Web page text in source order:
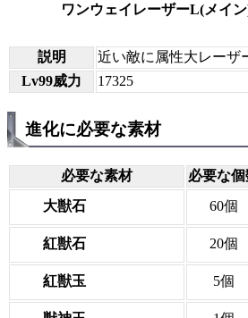
ワンウェイレーザーL(メイ
説明
近い敵に属性大レーザ
Lv99威力
17325
進化に必要な素材
必要な素材
必要な個
大獣石
60個
紅獣石 20個
紅獣玉 5個